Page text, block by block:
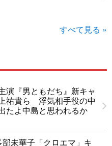
すべて見る »
演『男ともだち』新キャ
祐貴ら 浮気相手役の中
たよ中島と思われるか
未華子「クロエマ」キ